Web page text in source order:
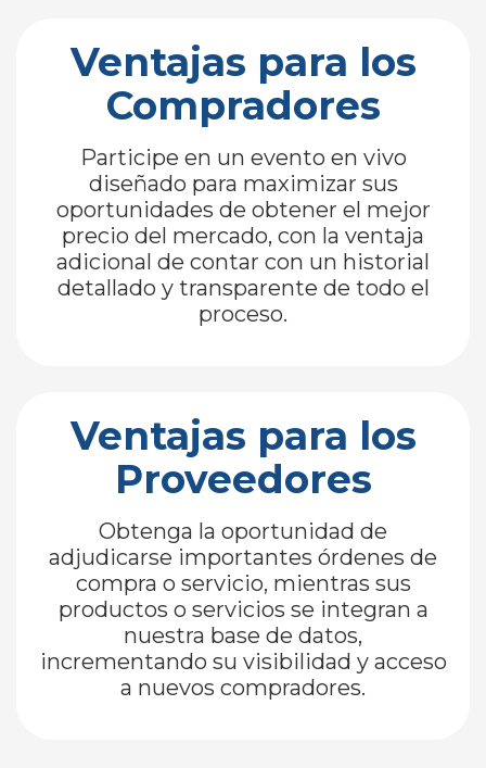
Ventajas para los
Compradores
Participe en un evento en vivo
diseñado para maximizar sus
oportunidades de obtener el mejor
precio del mercado, con la ventaja
adicional de contar con un historial
detallado y transparente de todo el
proceso.
Ventajas para los
Proveedores
Obtenga la oportunidad de
adjudicarse importantes órdenes de
compra o servicio, mientras sus
productos o servicios se integran a
nuestra base de datos,
incrementando su visibilidad y acceso
a nuevos compradores.